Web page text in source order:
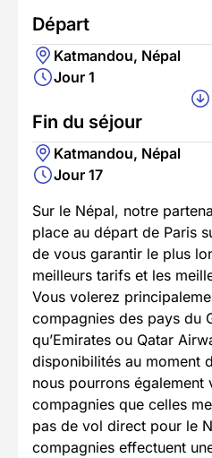
Départ
Katmandou, Népal
Jour 1
Fin du séjour
Katmandou, Népal
Jour 17
Sur le Népal, notre
place au départ de Paris
de vous garantir le plus
meilleurs tarifs et les
Vous volerez
compagnies des pays du
qu’Emirates ou Qatar
disponibilités au moment
nous pourrons également
compagnies que celles
pas de vol direct pour le
compagnies effectuent